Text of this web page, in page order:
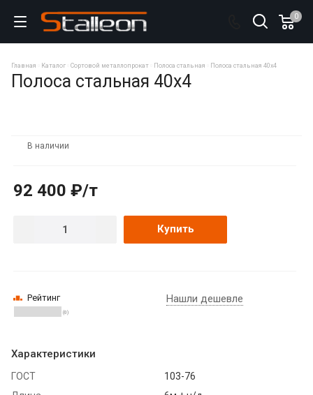
0
Главная Каталог Сортовой металлопрокат Полоса стальная Полоса стальная 40х4
Полоса стальная 40х4
ХИТВ наличии
92 400 ₽/т
Купить
Рейтинг
(0)
Нашли дешевле
Характеристики
ГОСТ
103-76